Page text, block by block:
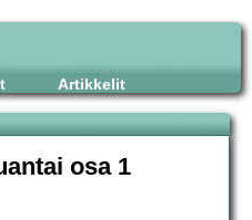
Artikkelit
osa 1